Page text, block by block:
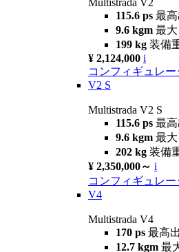
Multistrada V2
115.6 ps 最
9.6 kgm 最
199 kg 装備
¥ 2,124,000 i
コンフィギュレー
V2 S
Multistrada V2 S
115.6 ps 最
9.6 kgm 最
202 kg 装備
¥ 2,350,000～ i
コンフィギュレー
V4
Multistrada V4
170 ps 最高
12.7 kgm 最